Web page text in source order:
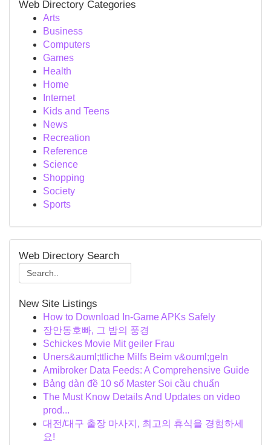
Web Directory Categories
Arts
Business
Computers
Games
Health
Home
Internet
Kids and Teens
News
Recreation
Reference
Science
Shopping
Society
Sports
Web Directory Search
New Site Listings
How to Download In-Game APKs Safely
장안동호빠, 그 밤의 풍경
Schickes Movie Mit geiler Frau
Uners&auml;ttliche Milfs Beim v&ouml;geln
Amibroker Data Feeds: A Comprehensive Guide
Bảng dàn đề 10 số Master Soi cầu chuẩn
The Must Know Details And Updates on video
prod...
대전/대구 출장 마사지, 최고의 휴식을 경험하세
요!